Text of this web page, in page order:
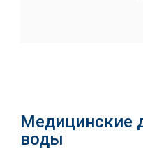
Медицинские
воды